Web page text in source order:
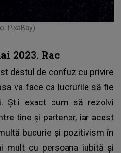
PixaBay)
2023. Rac
destul de confuz cu privire
va face ca lucrurile să fie
Știi exact cum să rezolvi
tine și partener, iar acest
bucurie și pozitivism în
mult cu persoana iubită și